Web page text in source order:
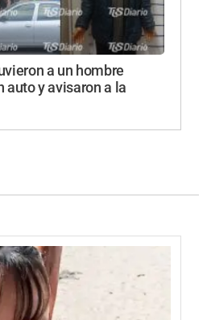
a un hombre
auto y avisaron a la